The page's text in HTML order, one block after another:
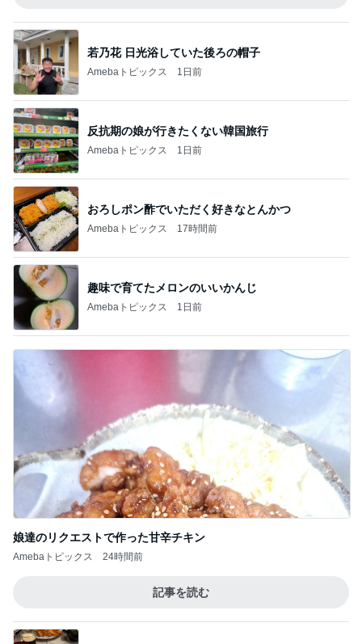
若乃花 日光浴していた後ろの帽子
Amebaトピックス 1日前
反抗期の娘が行きたくない韓国旅行
Amebaトピックス 1日前
おろしポン酢でいただく好きなとんかつ
Amebaトピックス 17時間前
趣味で育てたメロンのいいかんじ
Amebaトピックス 1日前
娘達のリクエストで作った甘辛チキン
Amebaトピックス 24時間前
記事を読む